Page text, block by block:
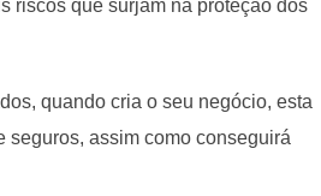
riscos que surjam na proteção dos
quando cria o seu negócio, esta
seguros, assim como conseguirá